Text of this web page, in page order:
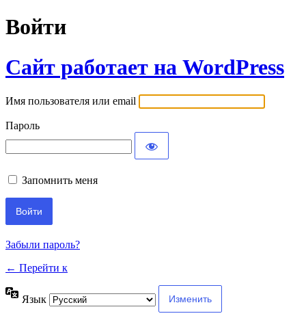
Войти
Сайт работает на WordPress
Имя пользователя или email
Пароль
Запомнить меня
Забыли пароль?
← Перейти к
Язык